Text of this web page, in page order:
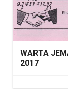
WARTA
2017